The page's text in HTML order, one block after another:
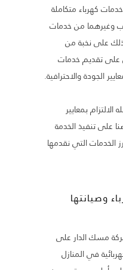
كهرباء متكاملة
وغيرهما من خدمات
على نخبة من
على تقديم خدمات
الجودة والاحترافية.
بمعايير
على تنفيذ الخدمة
التي نقدمها
وصيانتها
مسك الدار على
في المنازل